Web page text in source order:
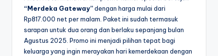
“Merdeka Gateway”dengan harga mulai dari
Rp817.000 net per malam. Paket ini sudah termasuk
sarapan untuk dua orang dan berlaku sepanjang bulan
Agustus 2025. Promo ini menjadi pilihan tepat bagi
keluarga yang ingin merayakan hari kemerdekaan dengan